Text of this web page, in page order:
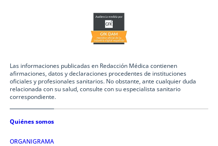
Las informaciones publicadas en Redacción Médica contienen
afirmaciones, datos y declaraciones procedentes de instituciones
oficiales y profesionales sanitarios. No obstante, ante cualquier duda
relacionada con su salud, consulte con su especialista sanitario
correspondiente.
Quiénes somos
ORGANIGRAMA